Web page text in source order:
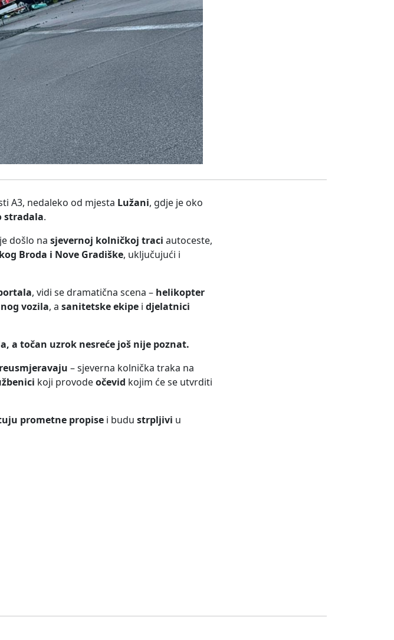
A3, nedaleko od mjesta Lužani, gdje je oko
stradala.
došlo na sjevernoj kolničkoj traci autoceste,
Broda i Nove Gradiške, uključujući i
, vidi se dramatična scena – helikopter
vozila, a sanitetske ekipe i djelatnici
a točan uzrok nesreće još nije poznat.
– sjeverna kolnička traka na
koji provodeočevid kojim će se utvrditi
prometne propise i budu strpljivi u